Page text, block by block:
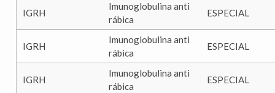
IGRH
Imunoglobulina anti
rábica
ESPECIAL
IGRH
Imunoglobulina anti
rábica
ESPECIAL
IGRH
Imunoglobulina anti
rábica
ESPECIAL